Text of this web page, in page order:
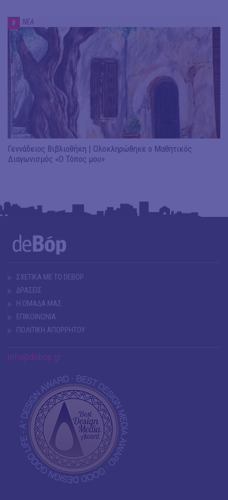
# ΝΕΑ
Γεννάδειος Βιβλιοθήκη | Ολοκληρώθηκε ο Μαθητικός
Διαγωνισμός «Ο Τόπος μου»
ΣΧΕΤΙΚΑ ΜΕ ΤΟ DEBOP
ΔΡΑΣΕΙΣ
Η ΟΜΑΔΑ ΜΑΣ
ΕΠΙΚΟΙΝΩΝΙΑ
ΠΟΛΙΤΙΚΗ ΑΠΟΡΡΗΤΟΥ
info@debop.gr